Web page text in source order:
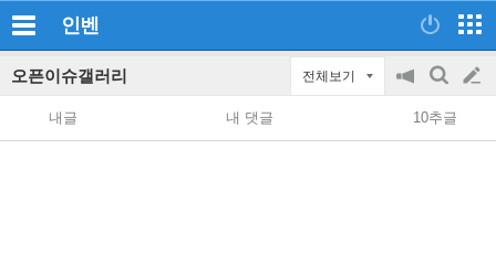
인벤
오픈이슈갤러리 전체보기
공
지
on/off
검
색
글
쓰
내글 내 댓글 10추글